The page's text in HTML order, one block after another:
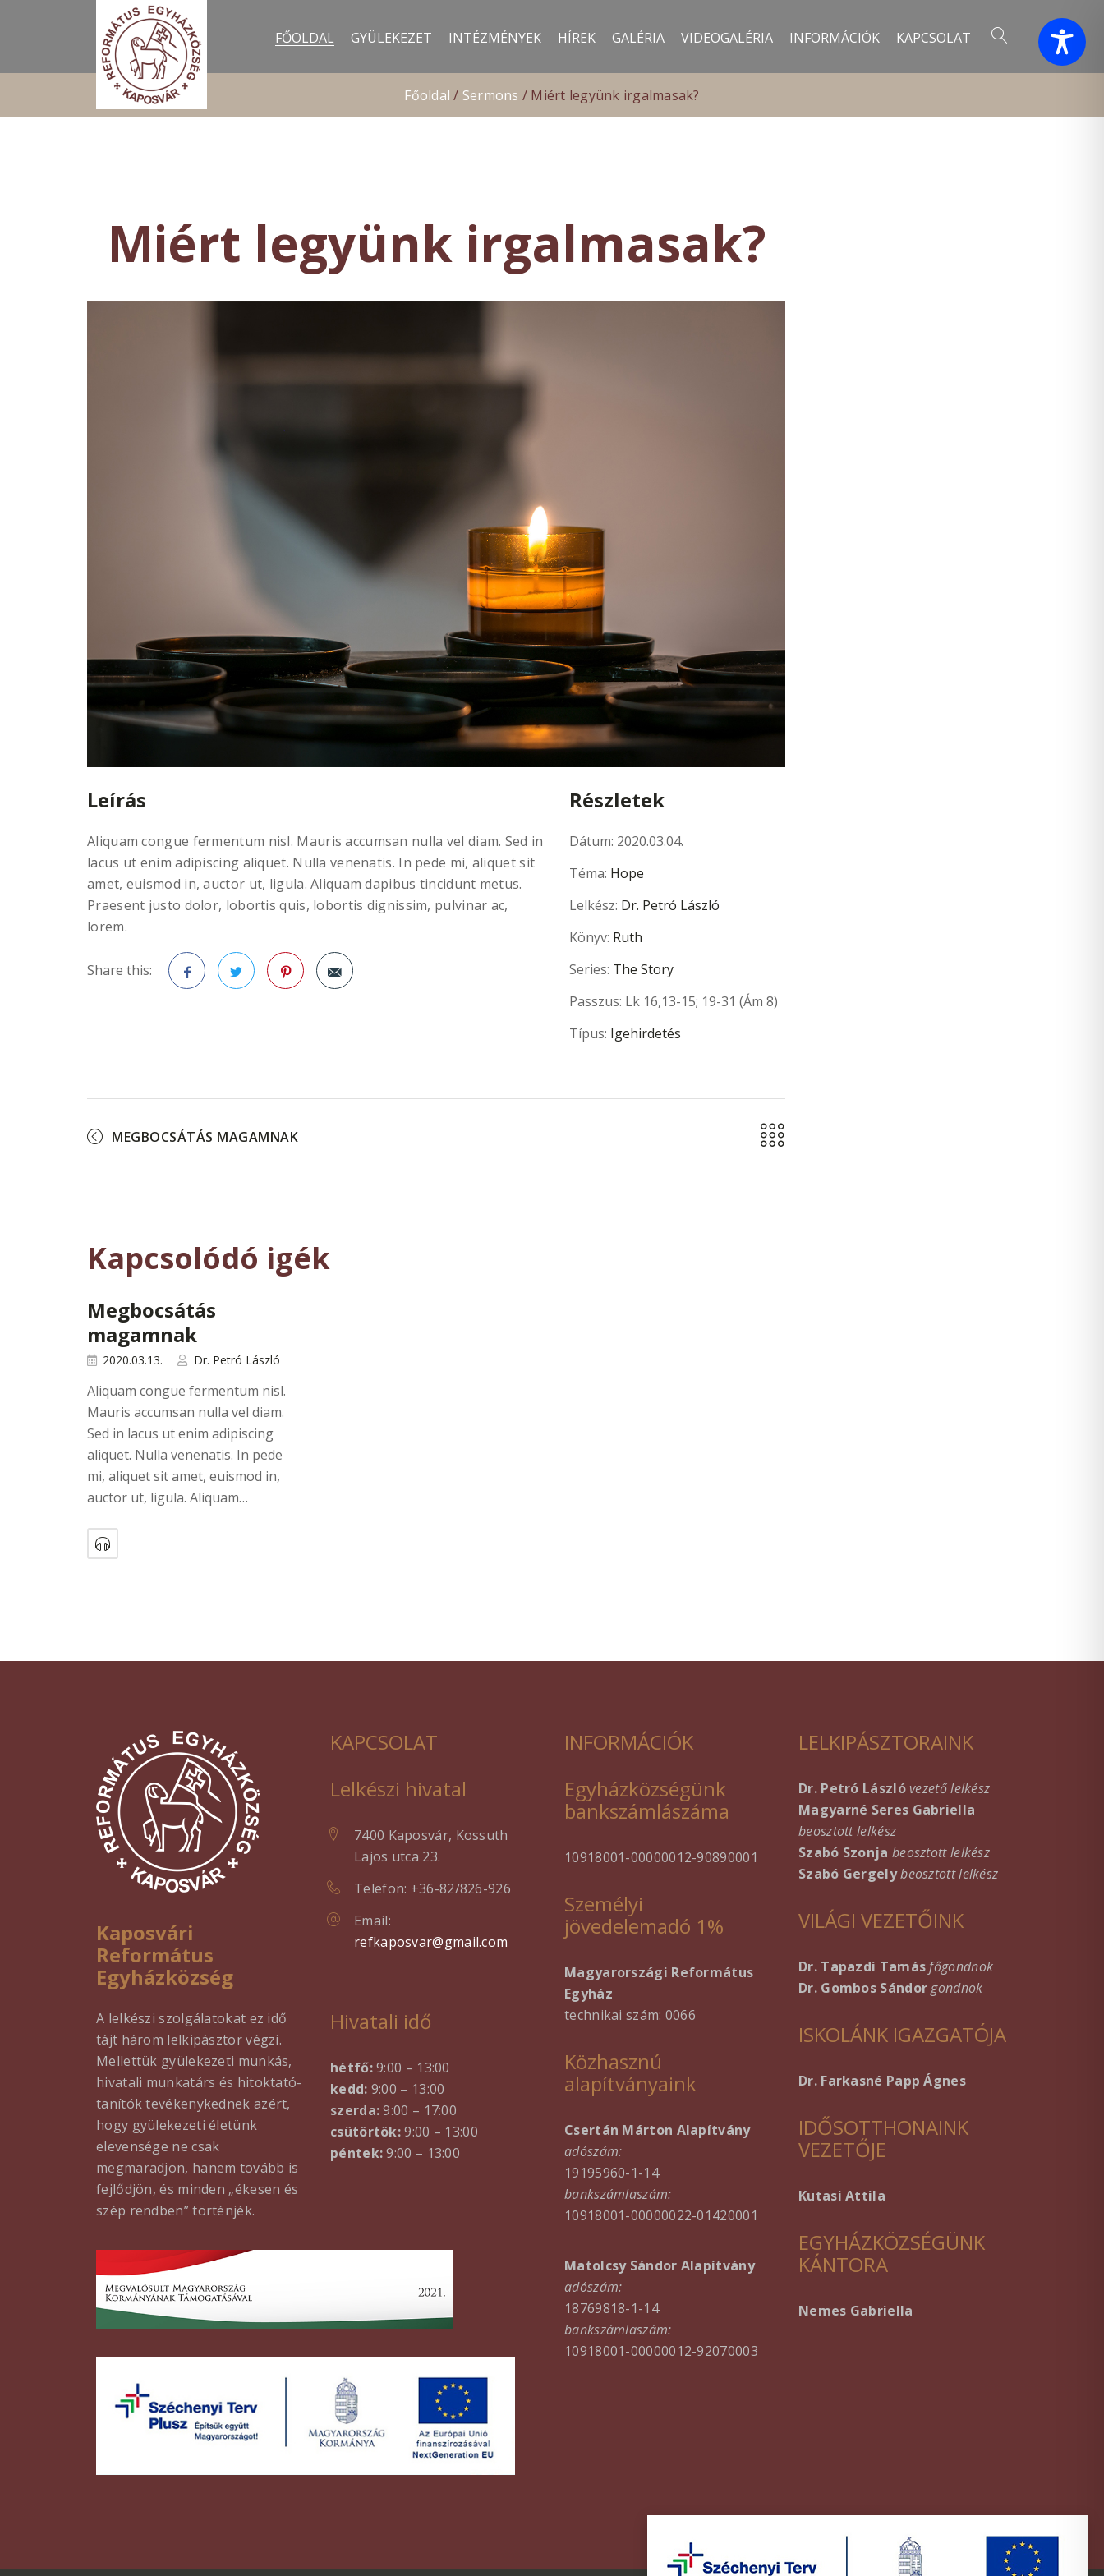
FŐOLDAL GYÜLEKEZET INTÉZMÉNYEK HÍREK GALÉRIA VIDEOGALÉRIA INFORMÁCIÓK KAPCSOLAT
Főoldal / Sermons / Miért legyünk irgalmasak?
Miért legyünk irgalmasak?
Leírás
Aliquam congue fermentum nisl. Mauris accumsan nulla vel diam. Sed in
lacus ut enim adipiscing aliquet. Nulla venenatis. In pede mi, aliquet sit
amet, euismod in, auctor ut, ligula. Aliquam dapibus tincidunt metus.
Praesent justo dolor, lobortis quis, lobortis dignissim, pulvinar ac,
lorem.
Share this:
Részletek
Dátum: 2020.03.04.
Téma: Hope
Lelkész: Dr. Petró László
Könyv: Ruth
Series: The Story
Passzus: Lk 16,13-15; 19-31 (Ám 8)
Típus: Igehirdetés
MEGBOCSÁTÁS MAGAMNAK
Kapcsolódó igék
Megbocsátás
magamnak
2020.03.13. Dr. Petró László
Aliquam congue fermentum nisl.
Mauris accumsan nulla vel diam.
Sed in lacus ut enim adipiscing
aliquet. Nulla venenatis. In pede
mi, aliquet sit amet, euismod in,
auctor ut, ligula. Aliquam…
Kaposvári
Református
Egyházközség
A lelkészi szolgálatokat ez idő
tájt három lelkipásztor végzi.
Mellettük gyülekezeti munkás,
hivatali munkatárs és hitoktató-
tanítók tevékenykednek azért,
hogy gyülekezeti életünk
elevensége ne csak
megmaradjon, hanem tovább is
fejlődjön, és minden „ékesen és
szép rendben” történjék.
KAPCSOLAT
Lelkészi hivatal
7400 Kaposvár, Kossuth
Lajos utca 23.
Telefon: +36-82/826-926
Email:
refkaposvar@gmail.com
Hivatali idő
hétfő:9:00 – 13:00
kedd: 9:00 – 13:00
szerda:9:00 – 17:00
csütörtök:9:00 – 13:00
péntek:9:00 – 13:00
INFORMÁCIÓK
Egyházközségünk
bankszámlászáma
10918001-00000012-90890001
Személyi
jövedelemadó 1%
Magyarországi Református
Egyház
technikai szám: 0066
Közhasznú
alapítványaink
Csertán Márton Alapítvány
adószám:
19195960-1-14
bankszámlaszám:
10918001-00000022-01420001
Matolcsy Sándor Alapítvány
adószám:
18769818-1-14
bankszámlaszám:
10918001-00000012-92070003
LELKIPÁSZTORAINK
Dr. Petró Lászlóvezető lelkész
Magyarné Seres Gabriella
beosztott lelkész
Szabó Szonja beosztott lelkész
Szabó Gergelybeosztott lelkész
VILÁGI VEZETŐINK
Dr. Tapazdi Tamásfőgondnok
Dr. Gombos Sándorgondnok
ISKOLÁNK IGAZGATÓJA
Dr. Farkasné Papp Ágnes
IDŐSOTTHONAINK
VEZETŐJE
Kutasi Attila
EGYHÁZKÖZSÉGÜNK
KÁNTORA
Nemes Gabriella